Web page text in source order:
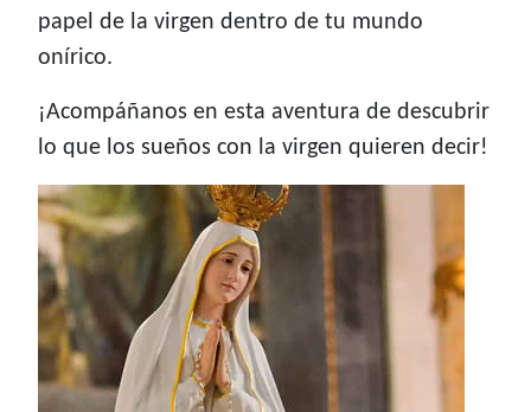
papel de la virgen dentro de tu mundo
onírico.
¡Acompáñanos en esta aventura de descubrir
lo que los sueños con la virgen quieren decir!